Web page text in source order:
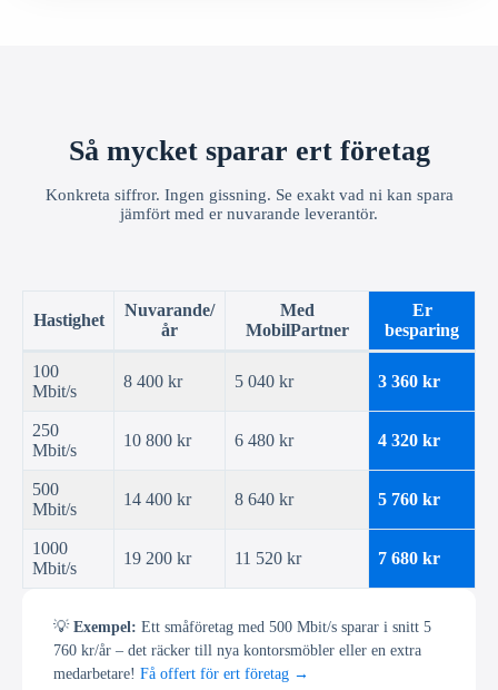
Så mycket sparar ert företag
Konkreta siffror. Ingen gissning. Se exakt vad ni kan spara
jämfört med er nuvarande leverantör.
Hastighet
Nuvarande/
år
Med
MobilPartner
Er
besparing
100
Mbit/s
8 400 kr 5 040 kr 3 360 kr
250
Mbit/s
10 800 kr 6 480 kr 4 320 kr
500
Mbit/s
14 400 kr 8 640 kr 5 760 kr
1000
Mbit/s
19 200 kr 11 520 kr 7 680 kr
💡Exempel: Ett småföretag med 500 Mbit/s sparar i snitt 5
760 kr/år – det räcker till nya kontorsmöbler eller en extra
medarbetare! Få offert för ert företag →